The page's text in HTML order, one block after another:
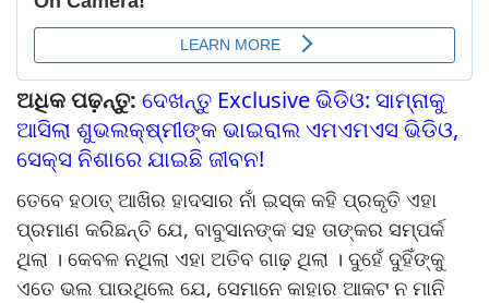
ଅଧିକ ପଢ଼ନ୍ତୁ: ଦେଖନ୍ତୁ Exclusive ଭିଡିଓ: ସାମ୍ନାକୁ
ଆସିଲା ଶୁଭଲକ୍ଷ୍ମୀଙ୍କ ଭାଇରାଲ ଏମଏମଏସ ଭିଡିଓ,
ସେକ୍ସ ନିଶାରେ ଯାଇଛି ଜୀବନ!
ତେବେ ହଠାତ୍ ଆଖିର ହାଦସାର ନାଁ ଇସ୍କ କହି ପ୍ରକୃତି ଏହା
ପ୍ରମାଣ କରିଛନ୍ତି ଯେ, ବାବୁସାନଙ୍କ ସହ ତାଙ୍କର ସମ୍ପର୍କ
ଥିଲା । କେବଳ ନଥିଲା ଏହା ଅତିବ ଗାଢ଼ ଥିଲା । ଦୁହେଁ ଦୁହିଁଙ୍କୁ
ଏତେ ଭଲ ପାଉଥିଲେ ଯେ, ସେମାନେ କାହାର ଆକଟ ନ ମାନି